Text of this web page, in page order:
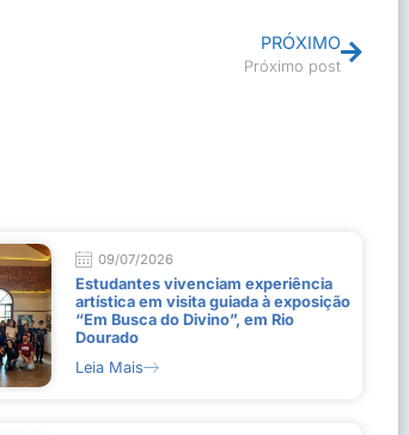
PRÓXIMO
Próximo post
09/07/2026
Estudantes vivenciam experiência
artística em visita guiada à exposição
“Em Busca do Divino”, em Rio
Dourado
Leia Mais